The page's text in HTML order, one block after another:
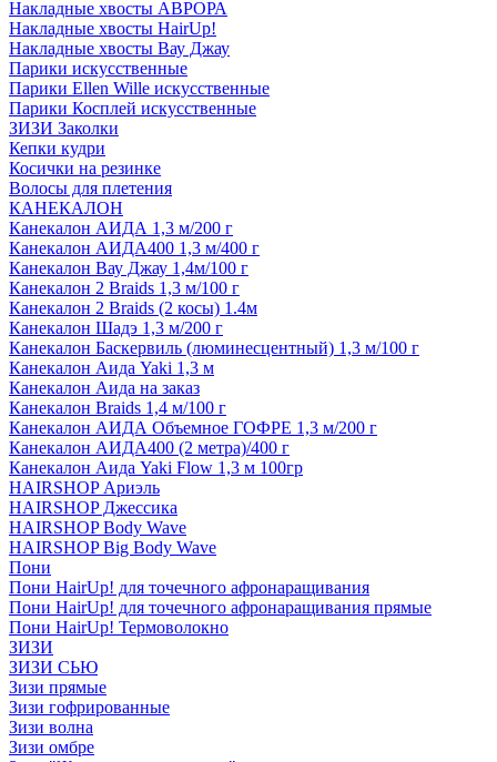
Накладные хвосты АВРОРА
Накладные хвосты HairUp!
Накладные хвосты Вау Джау
Парики искусственные
Парики Ellen Wille искусственные
Парики Косплей искусственные
ЗИЗИ Заколки
Кепки кудри
Косички на резинке
Волосы для плетения
КАНЕКАЛОН
Канекалон АИДА 1,3 м/200 г
Канекалон АИДА400 1,3 м/400 г
Канекалон Вау Джау 1,4м/100 г
Канекалон 2 Braids 1,3 м/100 г
Канекалон 2 Braids (2 косы) 1.4м
Канекалон Шадэ 1,3 м/200 г
Канекалон Баскервиль (люминесцентный) 1,3 м/100 г
Канекалон Аида Yaki 1,3 м
Канекалон Аида на заказ
Канекалон Braids 1,4 м/100 г
Канекалон АИДА Объемное ГОФРЕ 1,3 м/200 г
Канекалон АИДА400 (2 метра)/400 г
Канекалон Аида Yaki Flow 1,3 м 100гр
HAIRSHOP Ариэль
HAIRSHOP Джессика
HAIRSHOP Body Wave
HAIRSHOP Big Body Wave
Пони
Пони HairUp! для точечного афронаращивания
Пони HairUp! для точечного афронаращивания прямые
Пони HairUp! Термоволокно
ЗИЗИ
ЗИЗИ СЬЮ
Зизи прямые
Зизи гофрированные
Зизи волна
Зизи омбре